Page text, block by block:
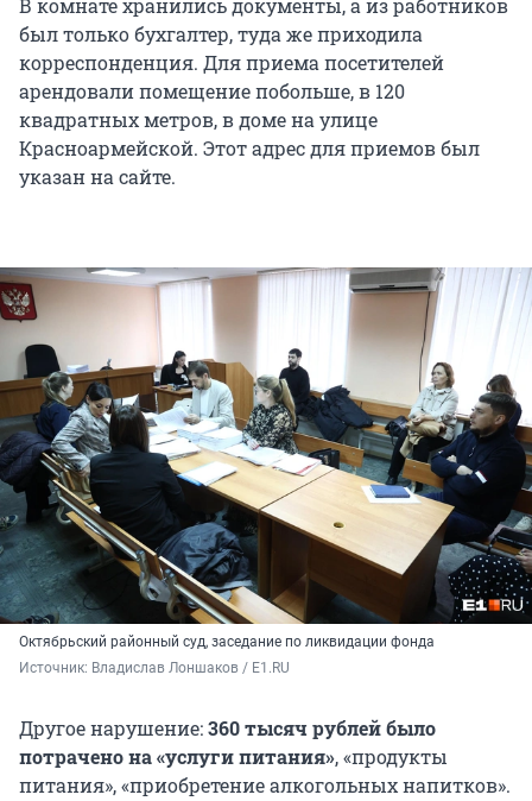
В комнате хранились документы, а из работников
был только бухгалтер, туда же приходила
корреспонденция. Для приема посетителей
арендовали помещение побольше, в 120
квадратных метров, в доме на улице
Красноармейской. Этот адрес для приемов был
указан на сайте.
Октябрьский районный суд, заседание по ликвидации фонда
Источник: Владислав Лоншаков / E1.RU
Другое нарушение:360 тысяч рублей было
потрачено на «услуги питания», «продукты
питания», «приобретение алкогольных напитков».